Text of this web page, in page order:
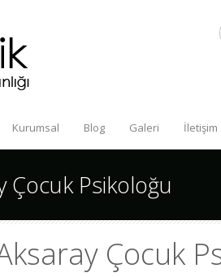
Kurumsal Blog Galeri İletişim
Çocuk Psikoloğu
Çocuk